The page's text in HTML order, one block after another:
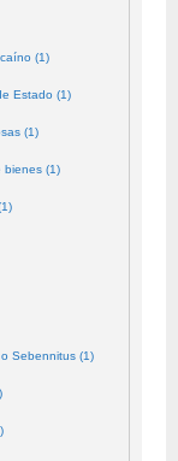
(1)
Estado (1)
(1)
bienes (1)
Sebennitus (1)